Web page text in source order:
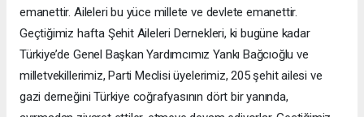
emanettir. Aileleri bu yüce millete ve devlete emanettir.
Geçtiğimiz hafta Şehit Aileleri Dernekleri, ki bugüne kadar
Türkiye’de Genel Başkan Yardımcımız Yankı Bağcıoğlu ve
milletvekillerimiz, Parti Meclisi üyelerimiz, 205 şehit ailesi ve
gazi derneğini Türkiye coğrafyasının dört bir yanında,